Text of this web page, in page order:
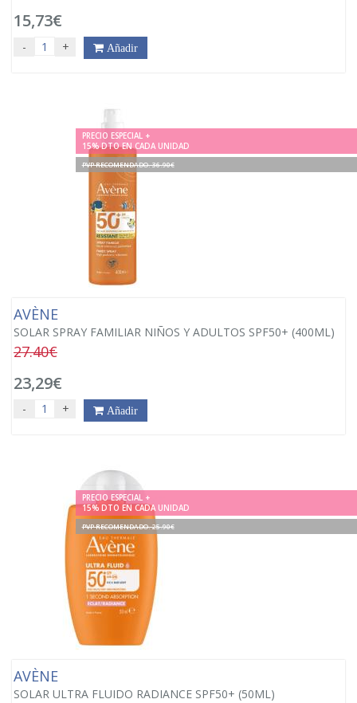
15,73€
- + Añadir
PRECIO ESPECIAL +
15% DTO EN CADA UNIDAD
PVP RECOMENDADO. 36.90€
AVÈNE
SOLAR SPRAY FAMILIAR NIÑOS Y ADULTOS SPF50+ (400ML)
27.40€
23,29€
- + Añadir
PRECIO ESPECIAL +
15% DTO EN CADA UNIDAD
PVP RECOMENDADO. 25.90€
AVÈNE
SOLAR ULTRA FLUIDO RADIANCE SPF50+ (50ML)